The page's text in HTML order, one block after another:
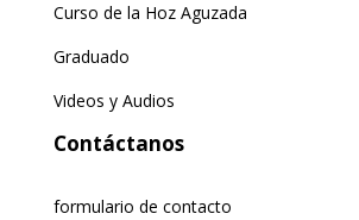
Curso de la Hoz Aguzada
Graduado
Videos y Audios
Contáctanos
formulario de contacto